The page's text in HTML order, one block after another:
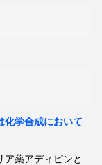
化学合成において
ア薬アディピンと